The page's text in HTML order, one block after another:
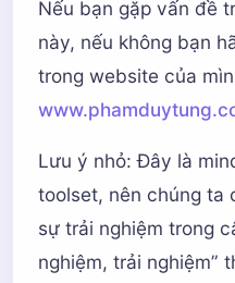
Nếu bạn gặp vấn đề
này, nếu không bạn
trong website của
Lưu ý nhỏ: Đây là
toolset, nên chúng ta
sự trải nghiệm trong
nghiệm, trải nghiệm”